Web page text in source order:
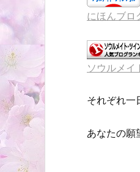
にほんブロ
ソウルメイ
それぞれ一
あなたの願